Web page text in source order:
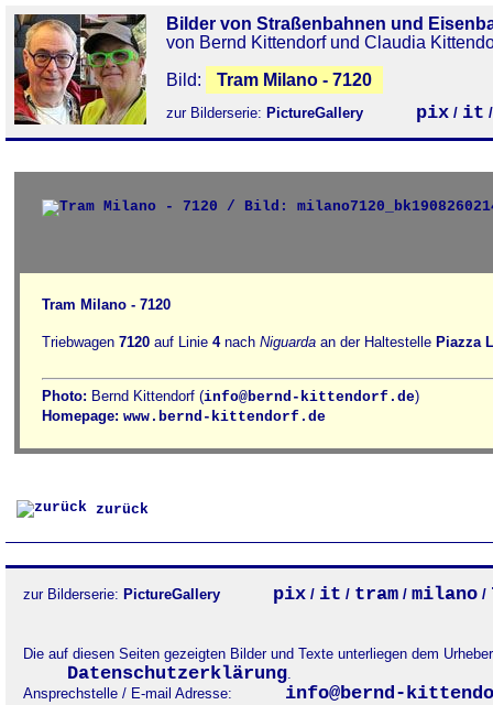
Bilder von Straßenbahnen und
von Bernd Kittendorf und Claudia
Bild:
Tram Milano - 7120
zur Bilderserie: PictureGallery pix / it
Tram Milano - 7120
Triebwagen 7120 auf Linie 4nach Niguarda an der Haltestelle Piazza
Photo: Bernd Kittendorf (info@bernd-kittendorf.de)
Homepage: www.bernd-kittendorf.de
zurück
zur Bilderserie: PictureGallery pix / it / tram / milano /
Die auf diesen Seiten gezeigten Bilder und Texte unterliegen dem
Datenschutzerklärung.
Ansprechstelle / E-mail Adresse:
info@bernd-